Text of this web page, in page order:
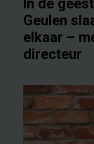
In de
Geulen
elkaar –
directeur